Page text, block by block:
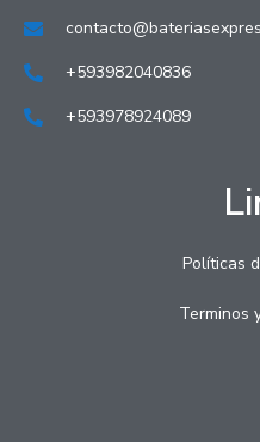
+593982040836
+593978924089
Políticas
Terminos